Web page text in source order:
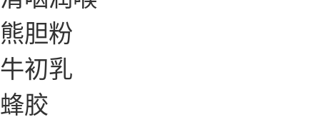
熊胆粉
牛初乳
蜂胶